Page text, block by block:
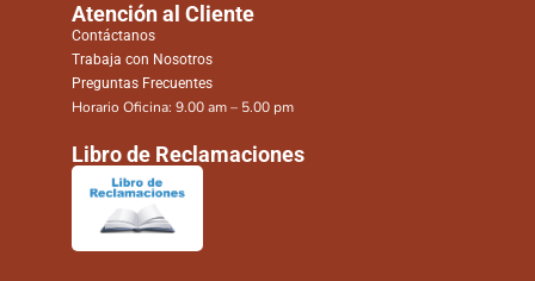
Atención al Cliente
Contáctanos
Trabaja con Nosotros
Preguntas Frecuentes
Horario Oficina: 9.00 am – 5.00 pm
Libro de Reclamaciones